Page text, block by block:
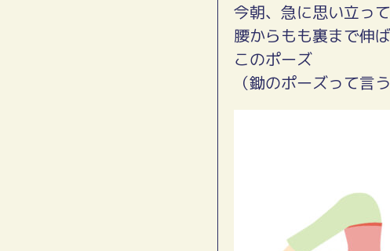
今朝、急に思い立っ
腰からもも裏まで伸
このポーズ
（鋤のポーズって言